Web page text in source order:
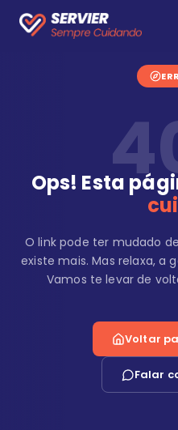
Ops! Esta
O link pode ter mudado
existe mais. Mas relaxa, a
Vamos te levar de
Voltar
Falar